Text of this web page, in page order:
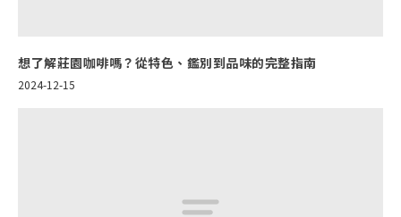
想了解莊園咖啡嗎？從特色、鑑別到品味的完整指南
2024-12-15